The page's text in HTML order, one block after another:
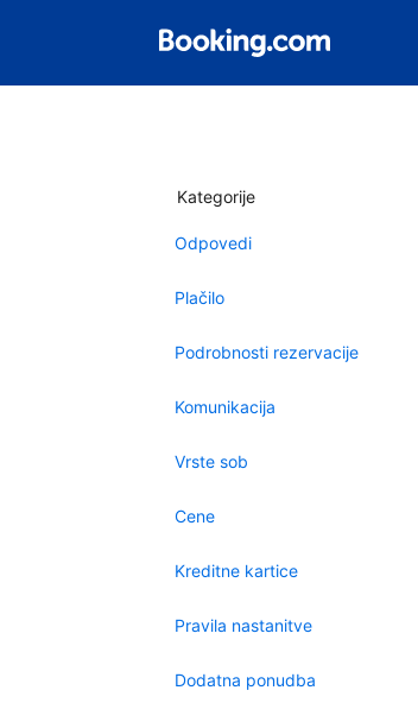
Kategorije
Odpovedi
Plačilo
Podrobnosti rezervacije
Komunikacija
Vrste sob
Cene
Kreditne kartice
Pravila nastanitve
Dodatna ponudba